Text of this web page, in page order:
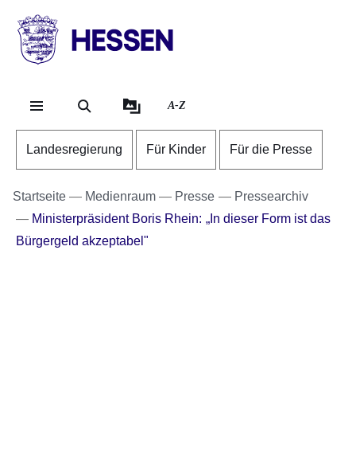
HESSEN
Landesregierung
A-Z
Landesregierung Für Kinder Für die Presse
Startseite Medienraum Presse
Pressearchiv
Ministerpräsident Boris Rhein: „In dieser Form ist das
Bürgergeld akzeptabel"